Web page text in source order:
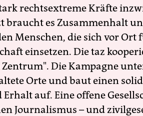
rechtsextreme Kräfte
braucht es Zusammenhalt
Menschen, die sich vor Ort
einsetzen. Die taz
Die Kampagne
Orte und baut einen
Erhalt auf. Eine offene
Journalismus – und